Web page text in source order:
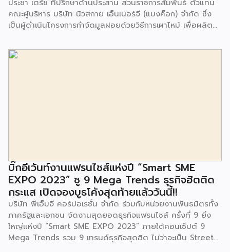
ประชา เตรัช ที่ปรึกษาด้านประสาน ส่วนราชการสัมพันธ์ ตัวแทน
คณะผู้บริหาร บริษัท นิวสกาย เอ็นเนอร์จี (แบงค็อก) จํากัด ซึ่ง
เป็นผู้ดำเนินโครงการกำจัดมูลฝอยด้วยวิธีการเผาไหม้ เพื่อผลิต
มูลฝอยอ่อนนุช เป็นประธานในพิธีส่งมอบโครงการปรับปรุงสถาน
ที่เรียนรู้ ศูนย์พัฒนาเด็กเล็ก ก่อนวัยเรียน ชุมชนเกาะมุสลิม แขวง
จนประชาชนในชุมชนและพื้นที่ใกล้เคียง รวมถึงคณะครู ผู้ปกครอง
และนักเรียนจากศูนย์พัฒนาเด็กเล็กก่อนวัยเรียน ชุมชนเกาะมุสลิม
ร่วมเป็นเกียรติในพิธีดังกล่าว โครงการกำจัดมูลฝอยด้วยวิธีการ
เผาไหม้ฯ ยังมีกิจกรรมเพื่อสังคมหรือ CSR อื่นๆ อีกมากมาย กับ
ชุมชนรอบๆ พื้นที่โครงการอย่างต่อเนื่อง อาทิ การลงพื้นที่
ประชาสัมพันธ์ […]
บิ๊กอีเว้นท์งานแฟรนไชส์แห่งปี “Smart SME
EXPO 2023” ชู 9 Mega Trends ธุรกิจฮิตติด
กระแส เปิดจองบูธโค้งสุดท้ายแล้ววันนี้!!
บริษัท พีเอ็มจี คอร์ปอเรชั่น จำกัด ร่วมกับหน่วยงานพันธมิตรทั้ง
ภาครัฐและเอกชน จัดงานสุดยอดธุรกิจแฟรนไชส์ ครั้งที่ 9 ยิ่ง
ใหญ่แห่งปี “Smart SME EXPO 2023” ภายใต้คอนเซ็ปต์ 9
Mega Trends รวม 9 เทรนด์ธุรกิจสุดฮิต ไม่ว่าจะเป็น Street